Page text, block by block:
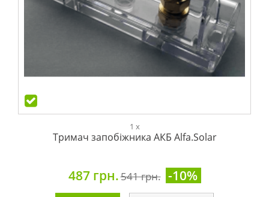
1 x
Тримач запобіжника АКБ Alfa.Solar
487 грн.541 грн. -10%